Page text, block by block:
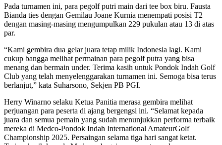
Pada turnamen ini, para pegolf putri main dari tee box biru. Fausta
Bianda ties dengan Gemilau Joane Kurnia menempati posisi T2
dengan masing-masing mengumpulkan 229 pukulan atau 13 di atas
par.
“Kami gembira dua gelar juara tetap milik Indonesia lagi. Kami
cukup bangga melihat permainan para pegolf putra yang bisa
menang dan bermain under. Terima kasih untuk Pondok Indah Golf
Club yang telah menyelenggarakan turnamen ini. Semoga bisa terus
berlanjut,” kata Suharsono, Sekjen PB PGI.
Herry Winarno selaku Ketua Panitia merasa gembira melihat
perjuangan para peserta di ajang bergengsi ini. “Selamat kepada
juara dan semua pemain yang sudah menunjukkan performa terbaik
mereka di Medco-Pondok Indah International AmateurGolf
Championship 2025. Persaingan selama tiga hari sangat ketat.